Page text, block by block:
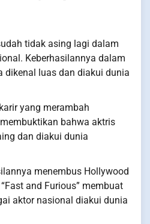
tidak asing lagi dalam
Keberhasilannya dalam
dikenal luas dan diakui dunia
yang merambah
bahwa aktris
dan diakui dunia
menembus Hollywood
and Furious” membuat
aktor nasional diakui dunia